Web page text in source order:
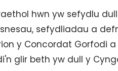
hwn yw sefydlu
sefydliadau a
y Concordat Gorfodi
glir beth yw dull y